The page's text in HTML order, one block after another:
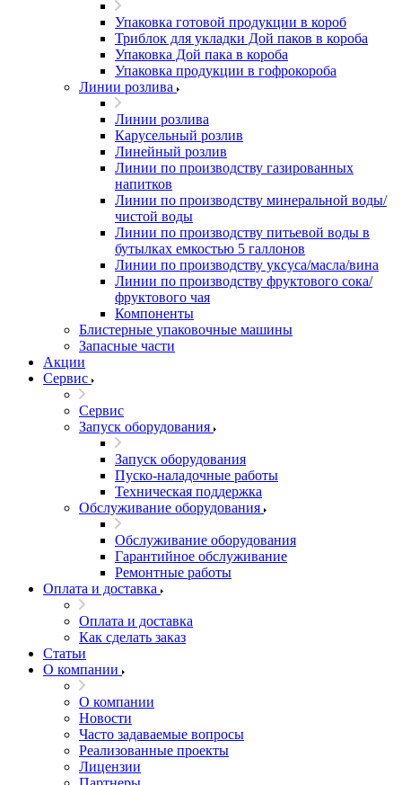
Упаковка готовой продукции в короб
Триблок для укладки Дой паков в короба
Упаковка Дой пака в короба
Упаковка продукции в гофрокороба
Линии розлива
Линии розлива
Карусельный розлив
Линейный розлив
Линии по производству газированных
напитков
Линии по производству минеральной воды/
чистой воды
Линии по производству питьевой воды в
бутылках емкостью 5 галлонов
Линии по производству уксуса/масла/вина
Линии по производству фруктового сока/
фруктового чая
Компоненты
Блистерные упаковочные машины
Запасные части
Акции
Сервис
Сервис
Запуск оборудования
Запуск оборудования
Пуско-наладочные работы
Техническая поддержка
Обслуживание оборудования
Обслуживание оборудования
Гарантийное обслуживание
Ремонтные работы
Оплата и доставка
Оплата и доставка
Как сделать заказ
Статьи
О компании
О компании
Новости
Часто задаваемые вопросы
Реализованные проекты
Лицензии